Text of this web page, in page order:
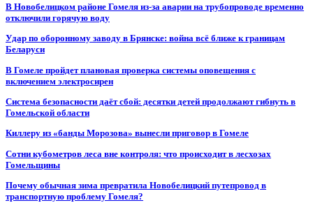
В Новобелицком районе Гомеля из-за аварии на трубопроводе временно
отключили горячую воду
Удар по оборонному заводу в Брянске: война всё ближе к границам
Беларуси
В Гомеле пройдет плановая проверка системы оповещения с
включением электросирен
Система безопасности даёт сбой: десятки детей продолжают гибнуть в
Гомельской области
Киллеру из «банды Морозова» вынесли приговор в Гомеле
Сотни кубометров леса вне контроля: что происходит в лесхозах
Гомельщины
Почему обычная зима превратила Новобелицкий путепровод в
транспортную проблему Гомеля?